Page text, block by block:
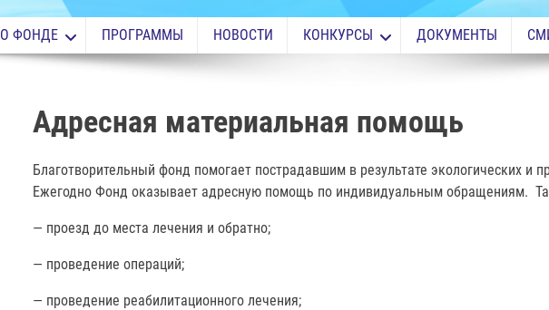
О ФОНДЕ ПРОГРАММЫ НОВОСТИ КОНКУРСЫ ДОКУМЕНТЫ
Адресная материальная помощь
Благотворительный фонд помогает пострадавшим в результате экологических
Ежегодно Фонд оказывает адресную помощь по индивидуальным обращениям.
— проезд до места лечения и обратно;
— проведение операций;
— проведение реабилитационного лечения;